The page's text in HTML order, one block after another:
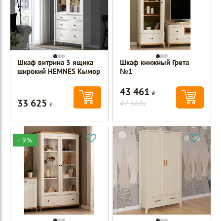
Шкаф витрина 3 ящика
широкий HEMNES Кымор
33 625Р
Шкаф книжный Грета
№1
43 461Р
47 668Р
- 9%